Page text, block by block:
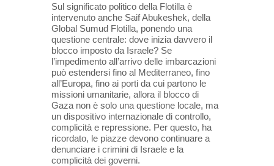
Sul significato politico della Flotilla è
intervenuto anche Saif Abukeshek, della
Global Sumud Flotilla, ponendo una
questione centrale: dove inizia davvero il
blocco imposto da Israele? Se
l’impedimento all’arrivo delle imbarcazioni
può estendersi fino al Mediterraneo, fino
all’Europa, fino ai porti da cui partono le
missioni umanitarie, allora il blocco di
Gaza non è solo una questione locale, ma
un dispositivo internazionale di controllo,
complicità e repressione. Per questo, ha
ricordato, le piazze devono continuare a
denunciare i crimini di Israele e la
complicità dei governi.